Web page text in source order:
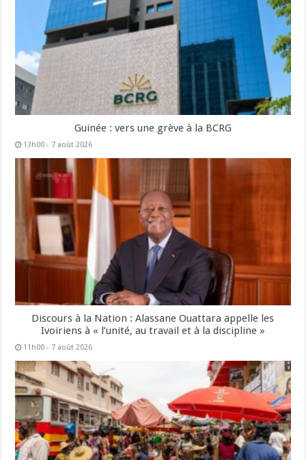
Guinée : vers une grève à la BCRG
13h00 - 7 août 2026
Discours à la Nation : Alassane Ouattara appelle les
Ivoiriens à « l’unité, au travail et à la discipline »
11h00 - 7 août 2026